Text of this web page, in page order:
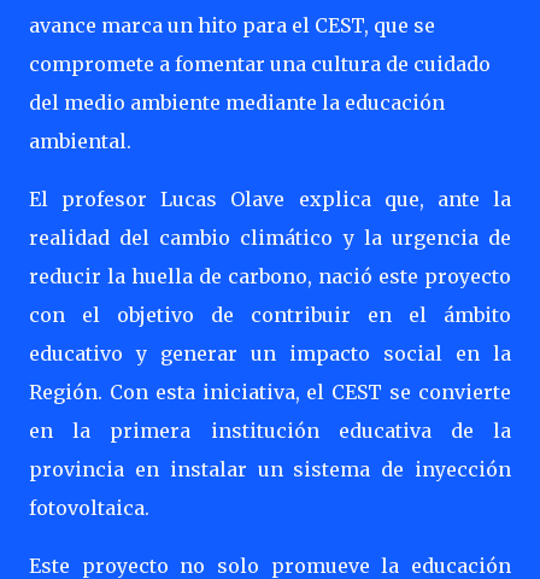
avance marca un hito para el CEST, que se
compromete a fomentar una cultura de cuidado
del medio ambiente mediante la educación
ambiental.
El profesor Lucas Olave explica que, ante la
realidad del cambio climático y la urgencia de
reducir la huella de carbono, nació este proyecto
con el objetivo de contribuir en el ámbito
educativo y generar un impacto social en la
Región. Con esta iniciativa, el CEST se convierte
en la primera institución educativa de la
provincia en instalar un sistema de inyección
fotovoltaica.
Este proyecto no solo promueve la educación